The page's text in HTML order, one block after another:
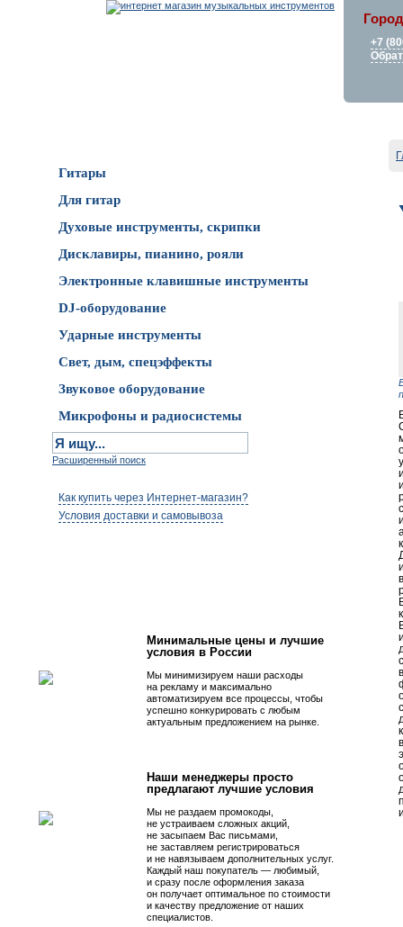
+7
Гитары
Для гитар
Духовые инструменты, скрипки
Дисклавиры, пианино, рояли
Электронные клавишные инструменты
DJ-оборудование
Ударные инструменты
Свет, дым, спецэффекты
Звуковое оборудование
Микрофоны и радиосистемы
Расширенный поиск
Как купить через Интернет-магазин?
Условия доставки и самовывоза
Минимальные цены и лучшие
условия в России
Мы минимизируем наши расходы
на рекламу и максимально
автоматизируем все процессы, чтобы
успешно конкурировать с любым
актуальным предложением на рынке.
Наши менеджеры просто
предлагают лучшие условия
Мы не раздаем промокоды,
не устраиваем сложных акций,
не засыпаем Вас письмами,
не заставляем регистрироваться
и не навязываем дополнительных услуг.
Каждый наш покупатель — любимый,
и сразу после оформления заказа
он получает оптимальное по стоимости
и качеству предложение от наших
специалистов.